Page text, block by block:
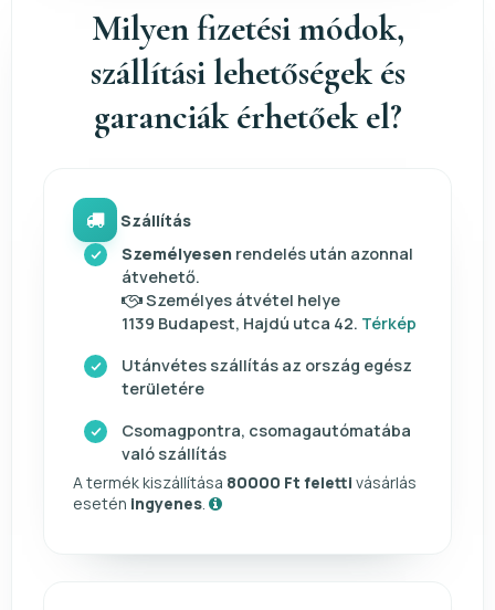
Milyen fizetési módok,
szállítási lehetőségek és
garanciák érhetőek el?
Szállítás
Személyesen rendelés után azonnal
átvehető.
Személyes átvétel helye
1139 Budapest, Hajdú utca 42. Térkép
Utánvétes szállítás az ország egész
területére
Csomagpontra, csomagautómatába
való szállítás
A termék kiszállítása 80000 Ft feletti vásárlás
esetén ingyenes